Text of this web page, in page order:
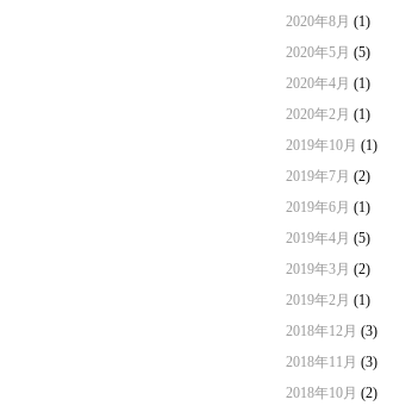
2020年8月 (1)
2020年5月 (5)
2020年4月 (1)
2020年2月 (1)
2019年10月 (1)
2019年7月 (2)
2019年6月 (1)
2019年4月 (5)
2019年3月 (2)
2019年2月 (1)
2018年12月 (3)
2018年11月 (3)
2018年10月 (2)